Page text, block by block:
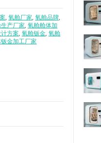
, 氧舱厂家, 氧舱品牌,
产厂家, 氧舱舱体加
方案, 氧舱钣金, 氧舱
金加工厂家